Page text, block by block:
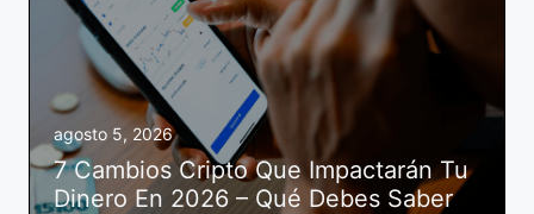
agosto 5, 2026
7 Cambios Cripto Que Impactarán Tu
Dinero En 2026 – Qué Debes Saber